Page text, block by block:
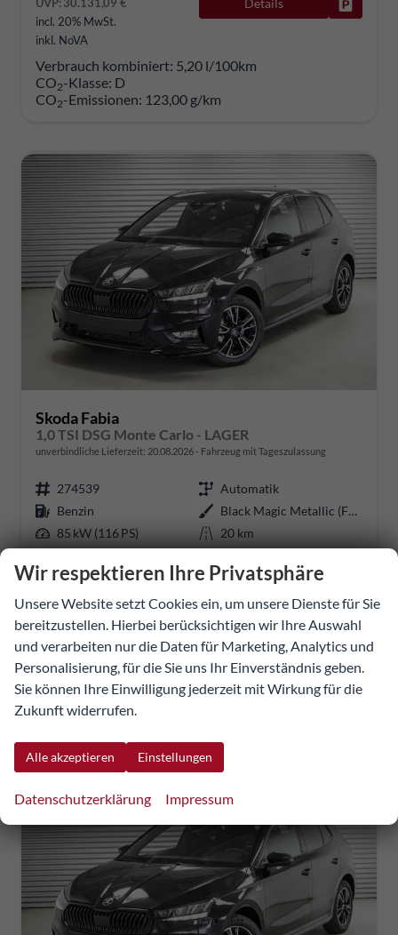
incl. 20% MwSt.
inkl. NoVA
Details
Verbrauch kombiniert: 5,20 l/100km
CO2-Klasse: D
CO2-Emissionen: 123,00 g/km
Skoda Fabia
1,0 TSI DSG Monte Carlo - LAGER
unverbindliche Lieferzeit: 20.08.2026 Fahrzeug mit Tageszulassung
274539
Automatik
Benzin
Black Magic Metallic (F9R)
85 kW (116 PS)
20 km
26.702,93 €
incl. 20% MwSt.
inkl. NoVA
Details
Verbrauch kombiniert:5,30 l/100km
CO2 -Klasse:
D
CO -Emissionen:
Wir respektieren Ihre Privatsphäre
Unsere Website setzt Cookies ein, um unsere Dienste für Sie
bereitzustellen. Hierbei berücksichtigen wir Ihre Auswahl
und verarbeiten nur die Daten für Marketing, Analytics und
Personalisierung, für die Sie uns Ihr Einverständnis geben.
Sie können Ihre Einwilligung jederzeit mit Wirkung für die
Zukunft widerrufen.
Alle akzeptieren Einstellungen
Datenschutzerklärung Impressum